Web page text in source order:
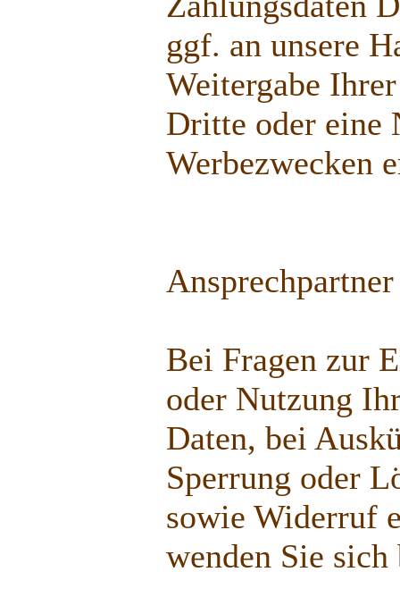
ggf. an unsere
Weitergabe
Dritte oder eine
Werbezwecken
Bei Fragen zur
oder Nutzung
Daten, bei
Sperrung oder
sowie Widerruf
wenden Sie